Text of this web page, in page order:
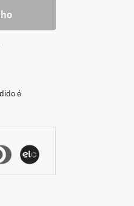
é